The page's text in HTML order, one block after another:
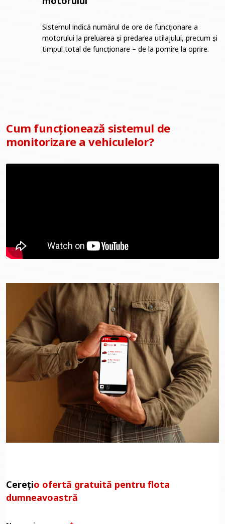
Sistemul indică numărul de ore de funcționare a
motorului la preluarea și predarea utilajului, precum și
timpul total de funcționare – de la pornire la oprire.
Cum funcționează sistemul de
monitorizare a vehiculelor?
Cerețio ofertă gratuită pentru flota
dumneavoastră